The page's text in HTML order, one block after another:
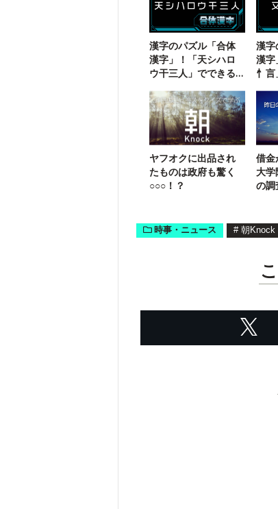
漢字のパズル「合体
漢字」！「天シハロ
ウ干三人」でできる
漢字
漢字
忄
ヤフオクに出品され
たものは政府も驚く
○○○！？
借金
大
の調
時事・ニュース # 朝Knock